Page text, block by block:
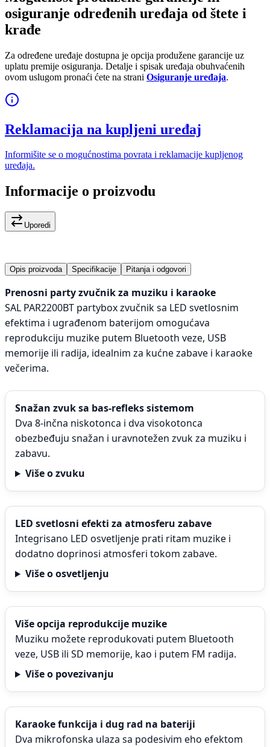
osiguranje određenih uređaja od štete i
krađe
Za određene uređaje dostupna je opcija produžene garancije uz
uplatu premije osiguranja. Detalje i spisak uređaja obuhvaćenih
ovom uslugom pronaći ćete na strani Osiguranje uređaja.
Reklamacija na kupljeni uređaj
Informišite se o mogućnostima povrata i reklamacije kupljenog
uređaja.
Informacije o proizvodu
Uporedi
Opis proizvoda Specifikacije Pitanja i odgovori
Prenosni party zvučnik za muziku i karaoke
SAL PAR2200BT partybox zvučnik sa LED svetlosnim
efektima i ugrađenom baterijom omogućava
reprodukciju muzike putem Bluetooth veze, USB
memorije ili radija, idealnim za kućne zabave i karaoke
večerima.
Snažan zvuk sa bas-refleks sistemom
Dva 8-inčna niskotonca i dva visokotonca
obezbeđuju snažan i uravnotežen zvuk za muziku i
zabavu.
Više o zvuku
LED svetlosni efekti za atmosferu zabave
Integrisano LED osvetljenje prati ritam muzike i
dodatno doprinosi atmosferi tokom zabave.
Više o osvetljenju
Više opcija reprodukcije muzike
Muziku možete reprodukovati putem Bluetooth
veze, USB ili SD memorije, kao i putem FM radija.
Više o povezivanju
Karaoke funkcija i dug rad na bateriji
Dva mikrofonska ulaza sa podesivim eho efektom